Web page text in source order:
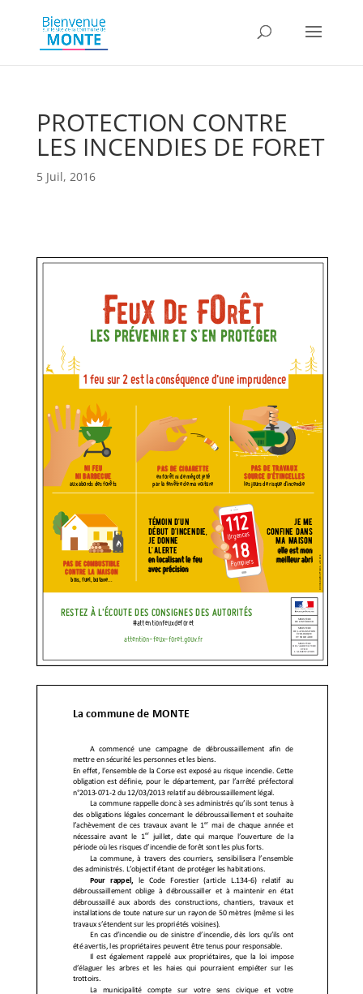
PROTECTION CONTRE
LES INCENDIES DE FORET
5 Juil, 2016